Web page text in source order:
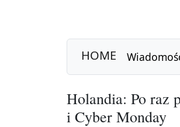
HOME
Holandia: Po raz
i Cyber Monday